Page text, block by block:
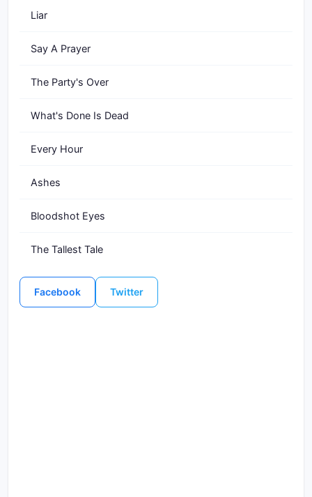
Liar
Say A Prayer
The Party's Over
What's Done Is Dead
Every Hour
Ashes
Bloodshot Eyes
The Tallest Tale
Facebook Twitter